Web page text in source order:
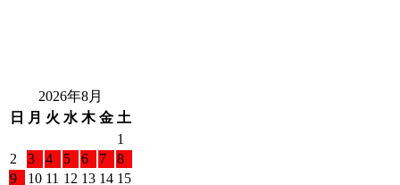
2026年8月
日
月 火 水 木 金 土
1
2
3 4 5 6 7
8
9
10 11 12 13 14 15